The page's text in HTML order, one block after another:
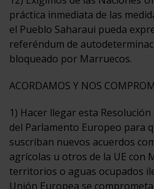
práctica inmediata de las
el Pueblo Saharaui pueda
referéndum de
bloqueado por Marruecos.
ACORDAMOS Y NOS
1) Hacer llegar esta
del Parlamento Europeo para
suscriban nuevos acuerdos
agrícolas u otros de la UE con
territorios o aguas ocupados
Unión Europea se